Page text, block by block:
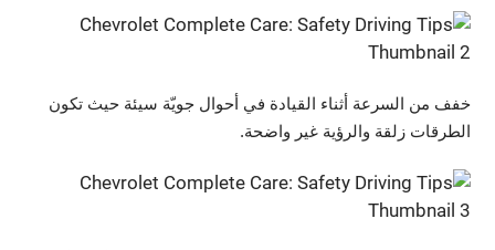
خفف من السرعة أثناء القيادة في أحوال جويّة سيئة حيث تكون
الطرقات زلقة والرؤية غير واضحة.